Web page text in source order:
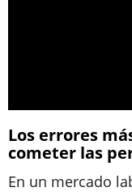
Los errores
cometer las
En un mercado